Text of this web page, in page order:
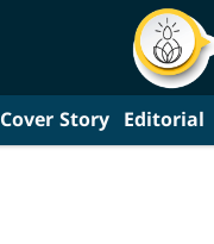
Cover Story Editorial